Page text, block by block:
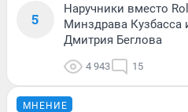
5
Наручники вместо
Минздрава
Дмитрия Беглова
4 943 15
МНЕНИЕ